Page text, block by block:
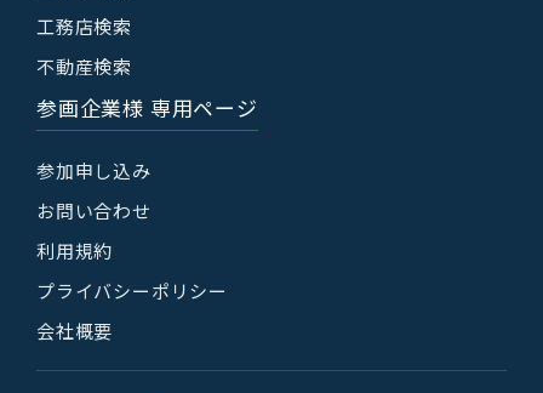
工務店検索
不動産検索
参画企業様 専用ページ
参加申し込み
お問い合わせ
利用規約
プライバシーポリシー
会社概要